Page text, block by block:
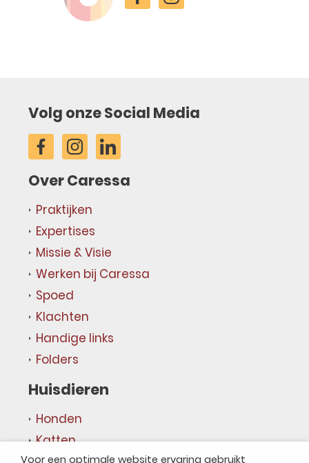
Volg onze Social Media
Over Caressa
Praktijken
Expertises
Missie & Visie
Werken bij Caressa
Spoed
Klachten
Handige links
Folders
Huisdieren
Honden
Katten
Voor een optimale website ervaring gebruikt